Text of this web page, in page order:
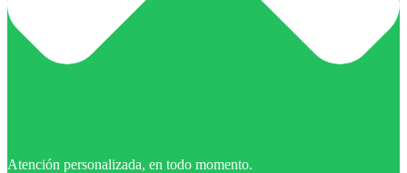
Atención personalizada, en todo momento.